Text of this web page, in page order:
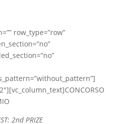
row_type=”row”
2nd PRIZE